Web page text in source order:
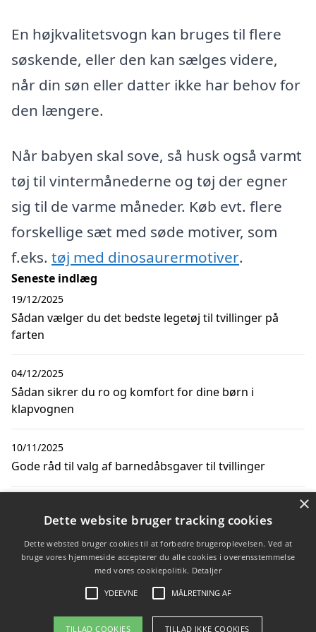
En højkvalitetsvogn kan bruges til flere
søskende, eller den kan sælges videre,
når din søn eller datter ikke har behov for
den længere.
Når babyen skal sove, så husk også varmt
tøj til vintermånederne og tøj der egner
sig til de varme måneder. Køb evt. flere
forskellige sæt med søde motiver, som
f.eks. tøj med dinosaurermotiver.
Seneste indlæg
Sådan vælger du det bedste legetøj til tvillinger på
farten
19/12/2025
Sådan sikrer du ro og komfort for dine børn i
klapvognen
04/12/2025
Gode råd til valg af barnedåbsgaver til tvillinger
10/11/2025
Sådan vælger du den perfekte tvillingeklapvogn
Gode tips til hvordan du finder den bedste barnevogn
16/02/2024
×
Dette website bruger tracking cookies
Dette websted bruger cookies til at forbedre brugeroplevelsen. Ved at
bruge vores hjemmeside accepterer du alle cookies i overensstemmelse
med vores cookiepolitik. Detaljer
YDEEVNE MÅLRETNING AF
TILLAD COOKIES TILLAD IKKE COOKIES